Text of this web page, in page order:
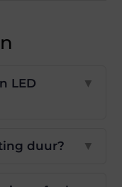
LED
▼
duur? ▼